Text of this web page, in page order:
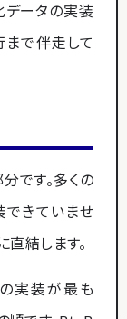
データの実装
で伴走して
です。多くの
できていませ
結します。
実装が最も